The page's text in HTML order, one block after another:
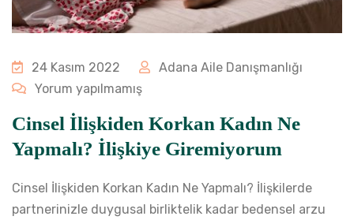
24 Kasım 2022
Adana Aile Danışmanlığı
Yorum yapılmamış
Cinsel İlişkiden Korkan Kadın Ne
Yapmalı? İlişkiye Giremiyorum
Cinsel İlişkiden Korkan Kadın Ne Yapmalı? İlişkilerde
partnerinizle duygusal birliktelik kadar bedensel arzu